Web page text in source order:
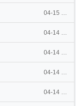
04-15 12:30
04-14 19:09
04-14 19:01
04-14 19:01
04-14 19:01